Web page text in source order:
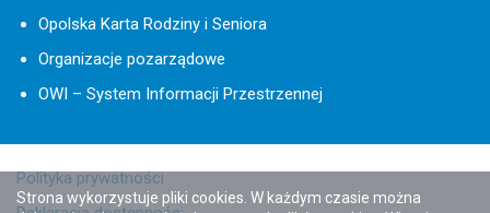
Opolska Karta Rodziny i Seniora
Organizacje pozarządowe
OWI – System Informacji Przestrzennej
Polityka prywatności
Strona wykorzystuje pliki cookies. W każdym czasie można